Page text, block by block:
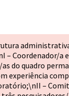
– Coordenador/a
do quadro
experiência
–